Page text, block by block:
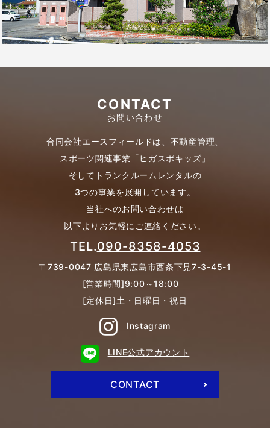
CONTACT
お問い合わせ
合同会社エースフィールドは、不動産管理、
スポーツ関連事業「ヒガスポキッズ」
そしてトランクルームレンタルの
3つの事業を展開しています。
当社へのお問い合わせは
以下よりお気軽にご連絡ください。
TEL.090-8358-4053
〒739-0047 広島県東広島市西条下見7-3-45-1
[営業時間]9:00～18:00
[定休日]土・日曜日・祝日
Instagram
LINE公式アカウント
CONTACT